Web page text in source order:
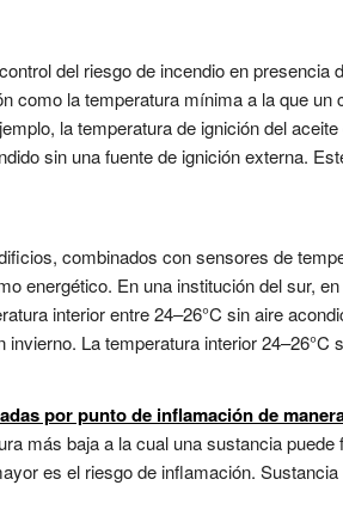
del riesgo de incendio en presencia
como la temperatura mínima a la que un
la temperatura de ignición del
sin una fuente de ignición externa.
combinados con sensores de
energético. En una institución del sur,
interior entre 24–26°C sin aire
La temperatura interior 24–26°C
por punto de inflamación de
más baja a la cual una sustancia
es el riesgo de inflamación. Sustancia